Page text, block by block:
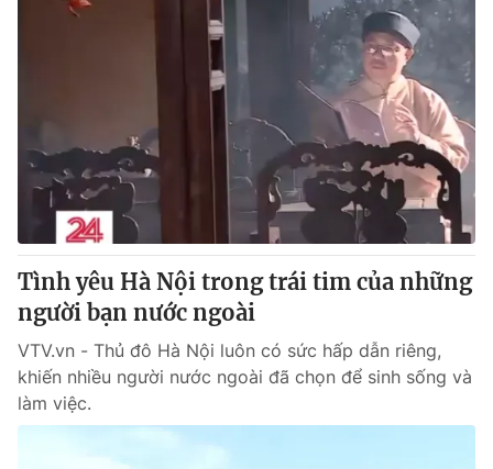
® Cấm sao chép dưới mọi hình thức nếu không có sự chấp
thuận bằng văn bản. Ghi rõ nguồn VTV.vn khi phát hành lại
thông tin từ website này.
Tình yêu Hà Nội trong trái tim của những
người bạn nước ngoài
VTV.vn - Thủ đô Hà Nội luôn có sức hấp dẫn riêng,
khiến nhiều người nước ngoài đã chọn để sinh sống và
làm việc.